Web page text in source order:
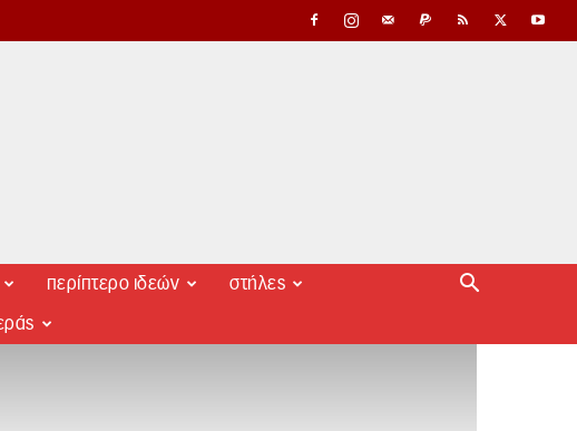
περίπτερο ιδεών στήλες